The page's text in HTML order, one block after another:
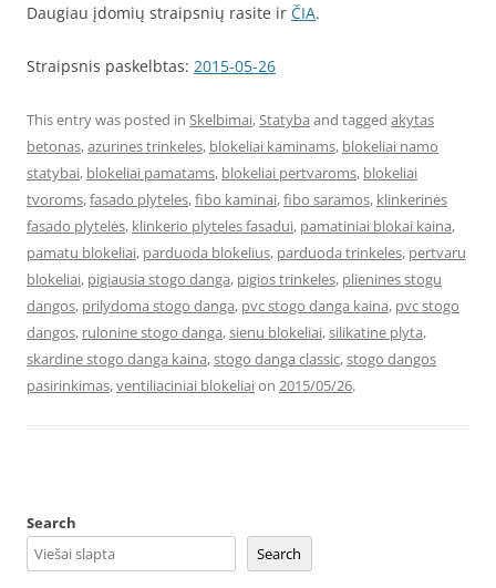
Daugiau įdomių straipsnių rasite ir ČIA.
Straipsnis paskelbtas: 2015-05-26
This entry was posted in Skelbimai,Statyba and tagged akytas
betonas,azurines trinkeles, blokeliai kaminams, blokeliai namo
statybai, blokeliai pamatams, blokeliai pertvaroms, blokeliai
tvoroms,fasado plyteles,fibo kaminai,fibo saramos, klinkerinės
fasado plytelės, klinkerio plyteles fasadui, pamatiniai blokai kaina,
pamatu blokeliai, parduoda blokelius, parduoda trinkeles, pertvaru
blokeliai, pigiausia stogo danga, pigios trinkeles, plienines stogu
dangos, prilydoma stogo danga, pvc stogo danga kaina, pvc stogo
dangos, rulonine stogo danga,sienu blokeliai,silikatine plyta,
skardine stogo danga kaina,stogo danga classic,stogo dangos
pasirinkimas,ventiliaciniai blokeliaion 2015/05/26.
Search
Search